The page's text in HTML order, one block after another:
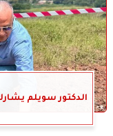
الدكتور سويلم